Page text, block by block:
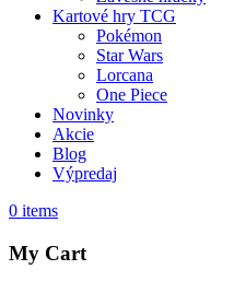
Kartové hry TCG
Pokémon
Star Wars
Lorcana
One Piece
Novinky
Akcie
Blog
Výpredaj
0 items
My Cart